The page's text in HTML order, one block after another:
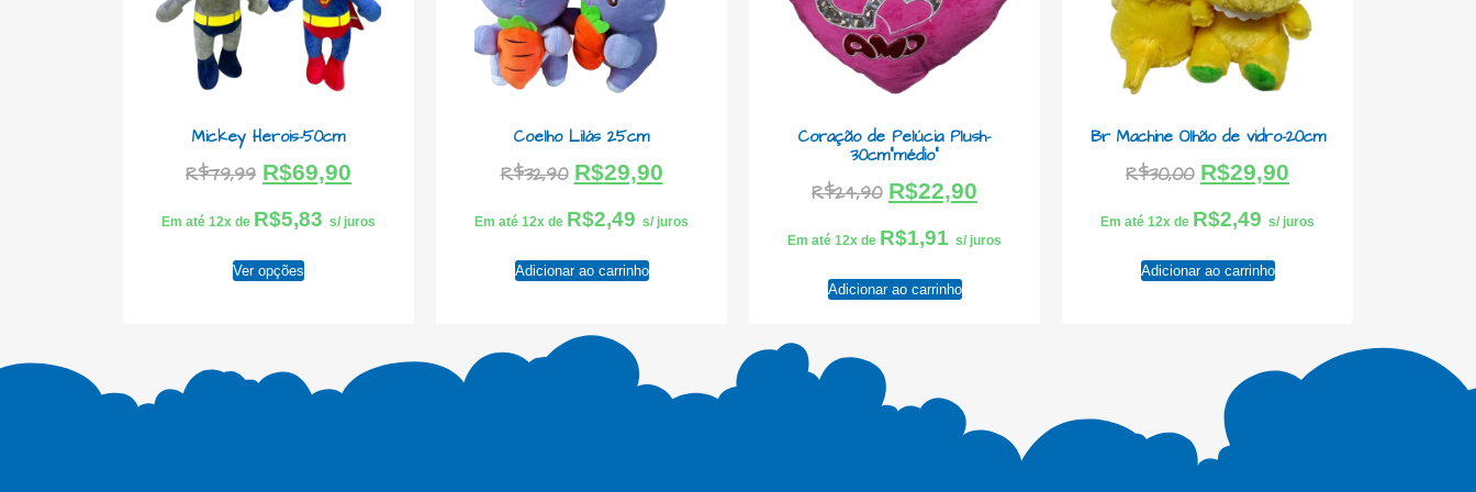
Mickey Herois-50cm
R$79,99 R$69,90
Em até 12x de R$5,83 s/ juros
Ver opções
Coelho Lilás 25cm
R$32,90 R$29,90
Em até 12x de R$2,49 s/ juros
Adicionar ao carrinho
Coração de Pelúcia Plush-
30cm”médio”
R$24,90 R$22,90
Em até 12x de R$1,91 s/ juros
Adicionar ao carrinho
Br Machine Olhão de vidro-20cm
R$30,00 R$29,90
Em até 12x de R$2,49 s/ juros
Adicionar ao carrinho